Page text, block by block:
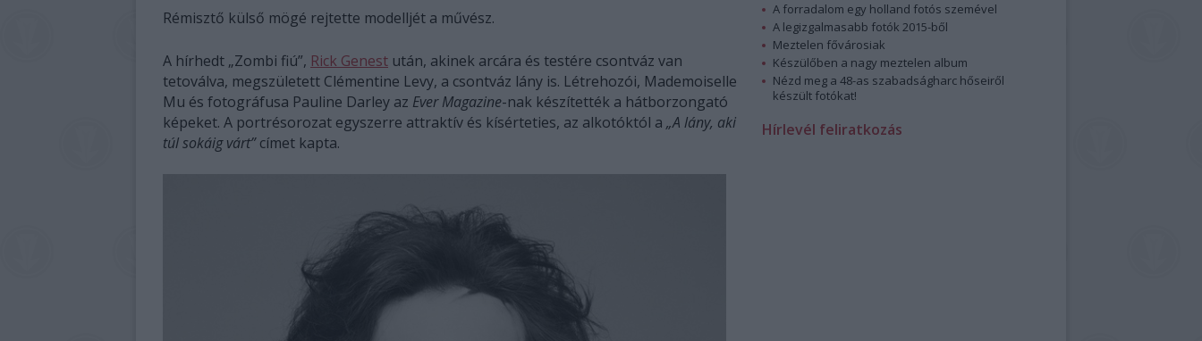
Rémisztő külső mögé rejtette modelljét a művész.
A hírhedt „Zombi fiú”, Rick Genest után, akinek arcára és testére csontváz van
tetoválva, megszületett Clémentine Levy, a csontváz lány is. Létrehozói, Mademoiselle
Mu és fotográfusa Pauline Darley az Ever Magazine-nak készítették a hátborzongató
képeket. A portrésorozat egyszerre attraktív és kísérteties, az alkotóktól a „A lány, aki
túl sokáig várt”címet kapta.
A forradalom egy holland fotós szemével
A legizgalmasabb fotók 2015-ből
Meztelen fővárosiak
Készülőben a nagy meztelen album
Nézd meg a 48-as szabadságharc hőseiről
készült fotókat!
Hírlevél feliratkozás